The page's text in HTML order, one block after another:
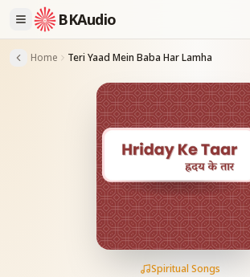
BKAudio
Home Teri Yaad Mein Baba Har Lamha
Spiritual Songs